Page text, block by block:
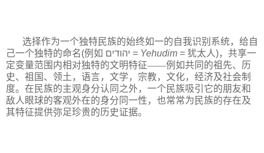
选择作为一个独特民族的始终如一的自我识别系统，给自
己一个独特的命名(例如 יהודים ‎ = Yehudim = 犹太人)，共享一
定变量范围内相对独特的文明特征——例如共同的祖先、历
史、祖国、领土，语言，文学，宗教，文化，经济及社会制
度。在民族的主观身分认同之外，一个民族吸引它的朋友和
敌人眼球的客观外在的身分同一性，也常常为民族的存在及
其特征提供弥足珍贵的历史证据。